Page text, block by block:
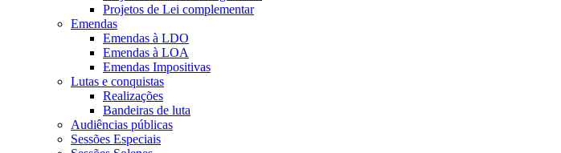
Projetos de Lei complementar
Emendas
Emendas à LDO
Emendas à LOA
Emendas Impositivas
Lutas e conquistas
Realizações
Bandeiras de luta
Audiências públicas
Sessões Especiais